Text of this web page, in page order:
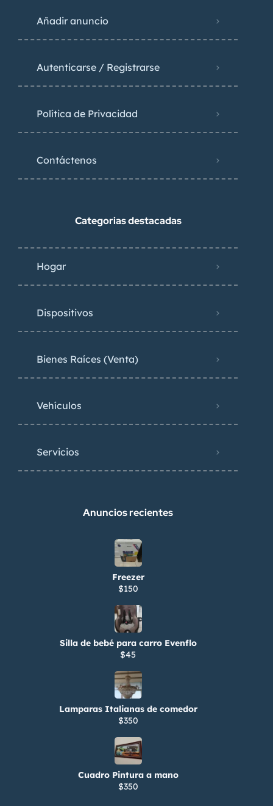
Añadir anuncio
Autenticarse / Registrarse
Política de Privacidad
Contáctenos
Categorias destacadas
Hogar
Dispositivos
Bienes Raíces (Venta)
Vehículos
Servicios
Anuncios recientes
Freezer
$150
Silla de bebé para carro Evenflo
$45
Lamparas Italianas de comedor
$350
Cuadro Pintura a mano
$350